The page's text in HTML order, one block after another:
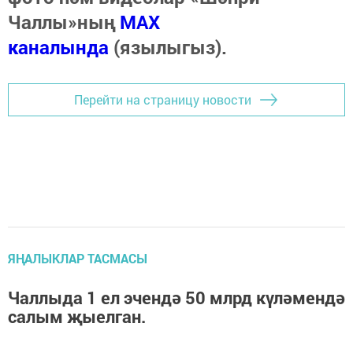
Чаллы»ныңMAX
каналында (язылыгыз).
Перейти на страницу новости
ЯҢАЛЫКЛАР ТАСМАСЫ
Чаллыда 1 ел эчендә 50 млрд күләмендә
салым җыелган.